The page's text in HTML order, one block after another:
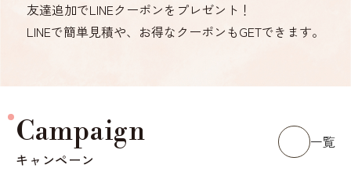
友達追加でLINEクーポンをプレゼント！
LINEで簡単見積や、お得なクーポンもGETできます。
Campaign
キャンペーン
一覧